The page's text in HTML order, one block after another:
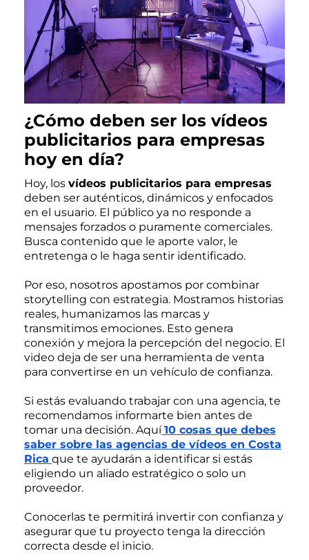
¿Cómo deben ser los vídeos
publicitarios para empresas
hoy en día?
Hoy, los vídeos publicitarios para empresas
deben ser auténticos, dinámicos y enfocados
en el usuario. El público ya no responde a
mensajes forzados o puramente comerciales.
Busca contenido que le aporte valor, le
entretenga o le haga sentir identificado.
Por eso, nosotros apostamos por combinar
storytelling con estrategia. Mostramos historias
reales, humanizamos las marcas y
transmitimos emociones. Esto genera
conexión y mejora la percepción del negocio. El
video deja de ser una herramienta de venta
para convertirse en un vehículo de confianza.
Si estás evaluando trabajar con una agencia, te
recomendamos informarte bien antes de
tomar una decisión. Aquí 10 cosas que debes
saber sobre las agencias de vídeos en Costa
Rica que te ayudarán a identificar si estás
eligiendo un aliado estratégico o solo un
proveedor.
Conocerlas te permitirá invertir con confianza y
asegurar que tu proyecto tenga la dirección
correcta desde el inicio.